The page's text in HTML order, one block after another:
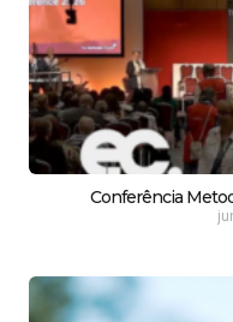
Conferência